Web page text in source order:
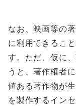
なお、映画等の
に利用できるこ
す。ただ、仮に
うと、著作権者
値ある著作物が
を製作するイン